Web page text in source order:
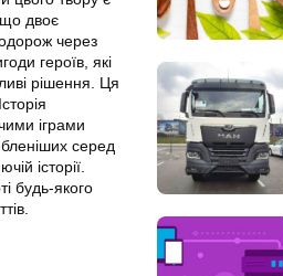
що двоє
через
героїв, які
рішення. Ця
іграми
серед
історії.
будь-якого